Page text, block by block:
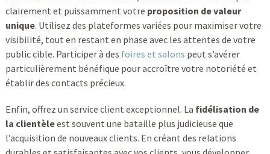
clairement et puissamment votre proposition de valeur
unique. Utilisez des plateformes variées pour maximiser votre
visibilité, tout en restant en phase avec les attentes de votre
public cible. Participer à des foires et salons peut s’avérer
particulièrement bénéfique pour accroître votre notoriété et
établir des contacts précieux.
Enfin, offrez un service client exceptionnel. La fidélisation de
la clientèleest souvent une bataille plus judicieuse que
l’acquisition de nouveaux clients. En créant des relations